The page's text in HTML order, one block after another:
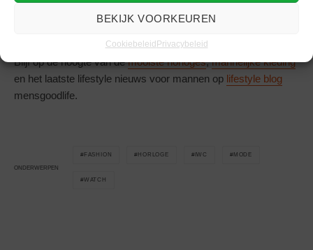
BEKIJK VOORKEUREN
Cookiebeleid Privacybeleid
Blijf op de hoogte van demooiste horloges,mannelijke kleding
en het laatste lifestyle nieuws voor mannen op lifestyle blog
mensgoodlife.
ONDERWERPEN
FASHION HORLOGE IWC MODE
WATCH